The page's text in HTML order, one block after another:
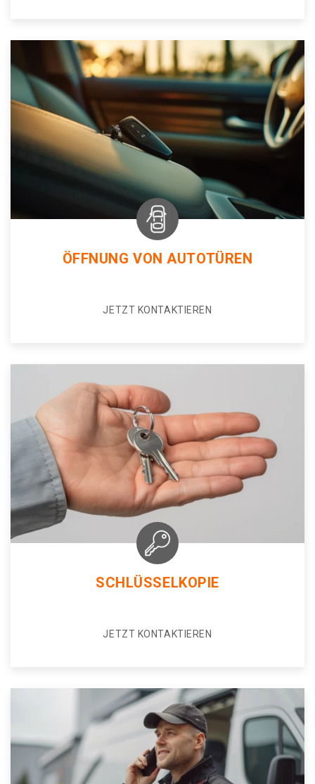
ÖFFNUNG VON AUTOTÜREN
JETZT KONTAKTIEREN
SCHLÜSSELKOPIE
JETZT KONTAKTIEREN